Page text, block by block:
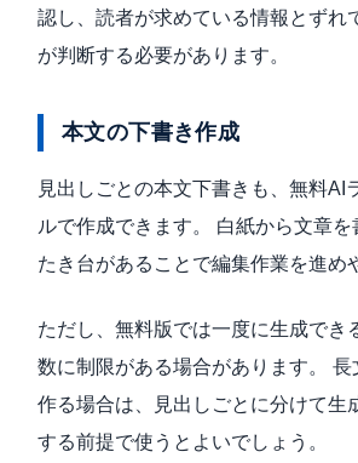
認し、読者が求めている情報とずれ
が判断する必要があります。
本文の下書き作成
見出しごとの本文下書きも、無料AI
ルで作成できます。 白紙から文章を
たき台があることで編集作業を進め
ただし、無料版では一度に生成でき
数に制限がある場合があります。 長
作る場合は、見出しごとに分けて生
する前提で使うとよいでしょう。